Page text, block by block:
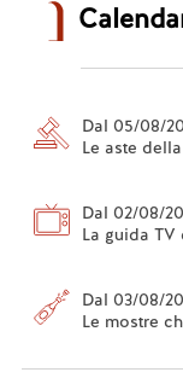
Dal 05/08/
Le aste
Dal 02/08/
La guida TV
Dal 03/08/
Le mostre